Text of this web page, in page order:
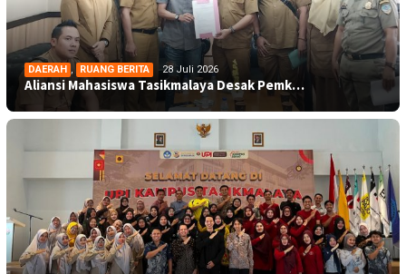
DAERAH , RUANG BERITA 28 Juli 2026
Aliansi Mahasiswa Tasikmalaya Desak Pemk…